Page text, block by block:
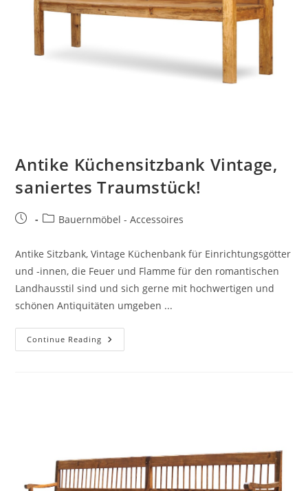
Antike Küchensitzbank Vintage,
saniertes Traumstück!
Bauernmöbel - Accessoires
Antike Sitzbank, Vintage Küchenbank für Einrichtungsgötter
und -innen, die Feuer und Flamme für den romantischen
Landhausstil sind und sich gerne mit hochwertigen und
schönen Antiquitäten umgeben ...
Continue Reading